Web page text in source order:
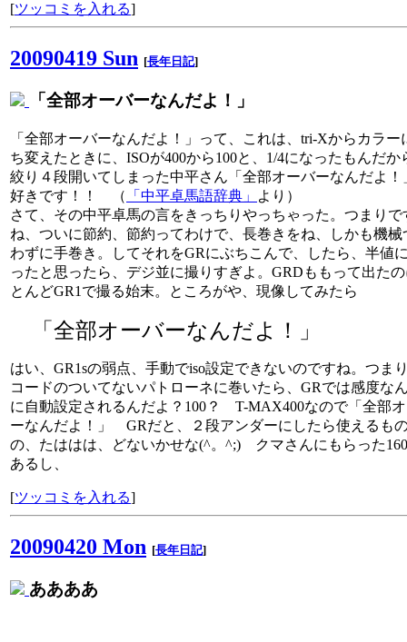
[ツッコミを入れる]
20090419 Sun [長年日記]
「全部オーバーなんだよ！」
「全部オーバーなんだよ！」って、これは、tri-Xからカラー
ち変えたときに、ISOが400から100と、1/4になったもんだか
絞り４段開いてしまった中平さん「全部オーバーなんだよ
好きです！！ （
「中平卓馬語辞典」
より）
さて、その中平卓馬の言をきっちりやっちゃった。つまりで
ね、ついに節約、節約ってわけで、長巻きをね、しかも機械
わずに手巻き。してそれをGRにぶちこんで、したら、半値
ったと思ったら、デジ並に撮りすぎよ。GRDももって出た
とんどGR1で撮る始末。ところがや、現像してみたら
「全部オーバーなんだよ！」
はい、GR1sの弱点、手動でiso設定できないのですね。つま
コードのついてないパトローネに巻いたら、GRでは感度な
に自動設定されるんだよ？100？ T-MAX400なので「全部
ーなんだよ！」 GRだと、２段アンダーにしたら使えるも
の、たははは、どないかせな(^。^;) クマさんにもらった
あるし、
[ツッコミを入れる]
20090420 Mon [長年日記]
ああああ